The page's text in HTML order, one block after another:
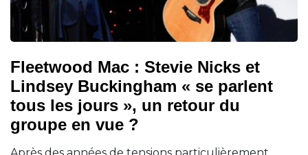
Fleetwood Mac : Stevie Nicks et
Lindsey Buckingham « se parlent
tous les jours », un retour du
groupe en vue ?